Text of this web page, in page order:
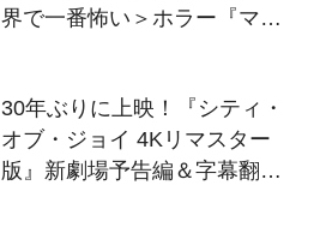
界で一番怖い＞ホラー『マザ
30年ぶりに上映！『シティ・
オブ・ジョイ 4Kリマスター
版』新劇場予告編＆字幕翻